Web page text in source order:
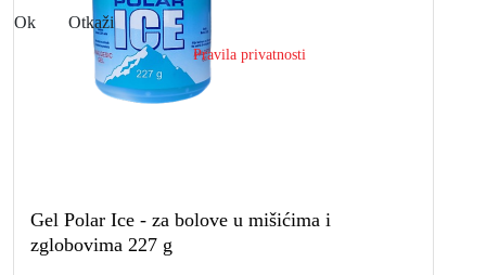
Gel Polar Ice - za bolove u mišićima i
zglobovima 227 g
Ok Otkaži
Pravila privatnosti